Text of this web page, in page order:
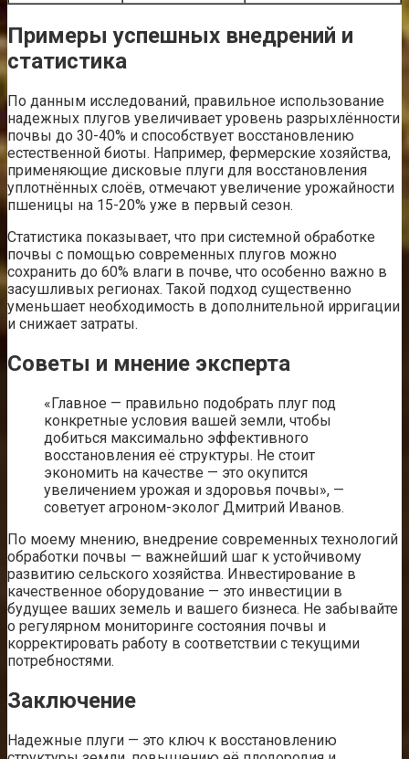
Примеры успешных внедрений и
статистика
По данным исследований, правильное использование
надежных плугов увеличивает уровень разрыхлённости
почвы до 30-40% и способствует восстановлению
естественной биоты. Например, фермерские хозяйства,
применяющие дисковые плуги для восстановления
уплотнённых слоёв, отмечают увеличение урожайности
пшеницы на 15-20% уже в первый сезон.
Статистика показывает, что при системной обработке
почвы с помощью современных плугов можно
сохранить до 60% влаги в почве, что особенно важно в
засушливых регионах. Такой подход существенно
уменьшает необходимость в дополнительной ирригации
и снижает затраты.
Советы и мнение эксперта
«Главное — правильно подобрать плуг под
конкретные условия вашей земли, чтобы
добиться максимально эффективного
восстановления её структуры. Не стоит
экономить на качестве — это окупится
увеличением урожая и здоровья почвы», —
советует агроном-эколог Дмитрий Иванов.
По моему мнению, внедрение современных технологий
обработки почвы — важнейший шаг к устойчивому
развитию сельского хозяйства. Инвестирование в
качественное оборудование — это инвестиции в
будущее ваших земель и вашего бизнеса. Не забывайте
о регулярном мониторинге состояния почвы и
корректировать работу в соответствии с текущими
потребностями.
Заключение
Надежные плуги — это ключ к восстановлению